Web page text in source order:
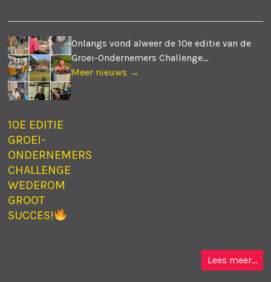
10E EDITIE
GROEI-
ONDERNEMERS
CHALLENGE
WEDEROM
GROOT
SUCCES!
Onlangs vond alweer de 10e editie van de
Groei-Ondernemers Challenge...
Meer nieuws →
Lees meer...